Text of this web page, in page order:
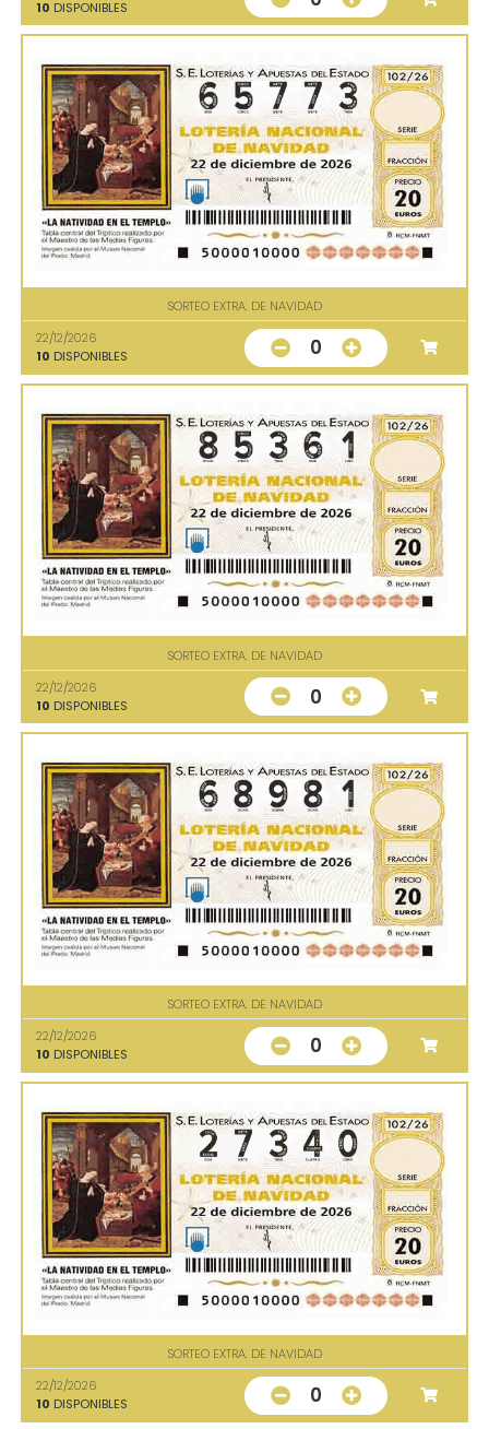
10 DISPONIBLES
SORTEO EXTRA. DE NAVIDAD
22/12/2026
10 DISPONIBLES 0
SORTEO EXTRA. DE NAVIDAD
22/12/2026
10 DISPONIBLES 0
SORTEO EXTRA. DE NAVIDAD
22/12/2026
10 DISPONIBLES 0
SORTEO EXTRA. DE NAVIDAD
22/12/2026
10 DISPONIBLES 0